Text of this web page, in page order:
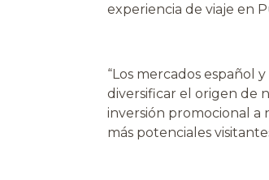
experiencia de viaje en
“Los mercados español
diversificar el origen de
inversión promocional a
más potenciales